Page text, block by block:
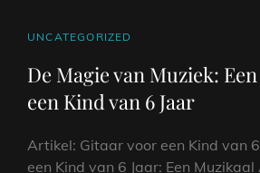
JAAR:
TIPS
EN
CAT
UNCATEGORIZED
De Magie van Muziek:
een Kind van 6 Jaar
Artikel: Gitaar voor een Kind van
een Kind van 6 Jaar: Een